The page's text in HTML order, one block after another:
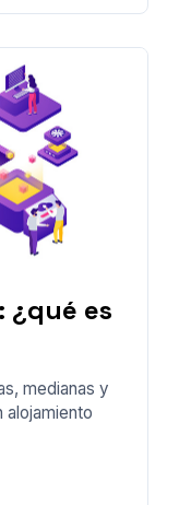
¿qué es
medianas y
alojamiento